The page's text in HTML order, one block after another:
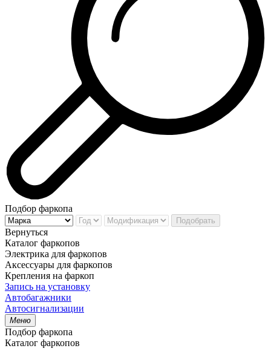
Подбор фаркопа
Подобрать
Вернуться
Каталог фаркопов
Электрика для фаркопов
Аксессуары для фаркопов
Крепления на фаркоп
Запись на установку
Автобагажники
Автосигнализации
Меню
Подбор фаркопа
Каталог фаркопов